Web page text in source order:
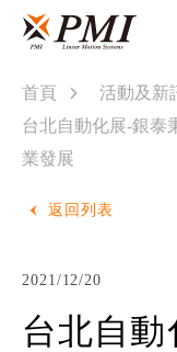
首頁 活動及新
台北自動化展-銀泰
業發展
返回列表
2021/12/20
台北自